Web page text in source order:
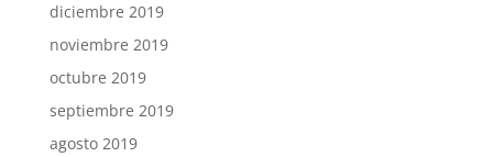
diciembre 2019
noviembre 2019
octubre 2019
septiembre 2019
agosto 2019